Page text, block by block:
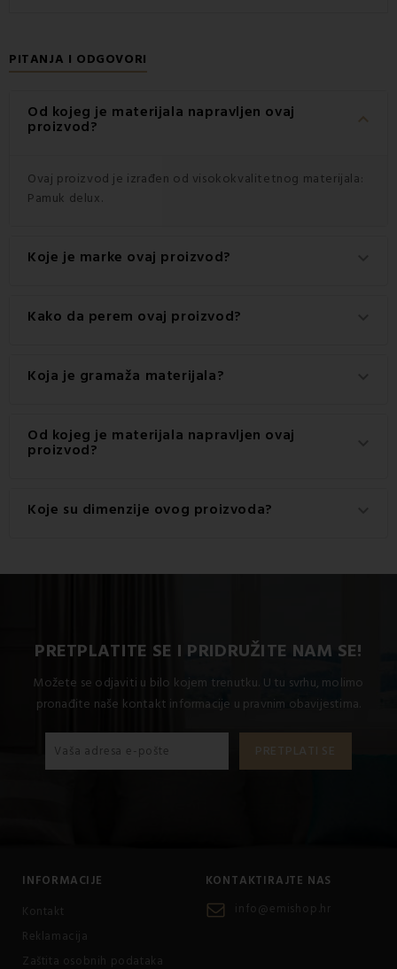
PITANJA I ODGOVORI
Od kojeg je materijala napravljen ovaj
proizvod? keyboard_arrow_down
Ovaj proizvod je izrađen od visokokvalitetnog materijala:
Pamuk delux.
Koje je marke ovaj proizvod?
Ovo je autentični proizvod marke EMI.
Kako da perem ovaj proizvod?
Za najbolje rezultate preporučuje se pranje ovog
proizvoda na 60 °C.
Koja je gramaža materijala?
Gramaža materijala korištenog za ovaj proizvod je 120
g/m2.
Od kojeg je materijala napravljen ovaj
proizvod?
Ovaj proizvod je izrađen od visokokvalitetnog materijala:
100% pamuk.
Koje su dimenzije ovog proizvoda?
PRETPLATITE SE I PRIDRUŽITE NAM SE!
Možete se odjaviti u bilo kojem trenutku. U tu svrhu, molimo
pronađite naše kontakt informacije u pravnim obavijestima.
INFORMACIJE
Kontakt
Reklamacija
Zaštita osobnih podataka
KONTAKTIRAJTE NAS
info@emishop.hr